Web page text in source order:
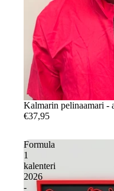
Kalmarin pelinaamari -
€37,95
Formula
1
kalenteri
2026
-